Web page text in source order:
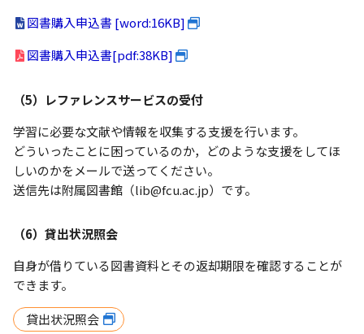
図書購入申込書 [word:16KB]
図書購入申込書[pdf:38KB]
（5）レファレンスサービスの受付
学習に必要な文献や情報を収集する支援を行います。
どういったことに困っているのか，どのような支援をしてほ
しいのかをメールで送ってください。
送信先は附属図書館（lib@fcu.ac.jp）です。
（6）貸出状況照会
自身が借りている図書資料とその返却期限を確認することが
できます。
貸出状況照会